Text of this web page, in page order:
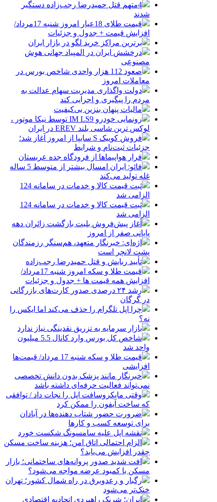
4متهم قتل حمیدرضا رجب‌زاده دستگیر
شدند
قیمت طلای 18عیار امروز شنبه 17مرداد/
افزایش قیمت + جدول و جزئیات
برترین مراکز خرید لگو در بازار ایران
درخشش ایران در المپیاد جهانی هوش
مصنوعی
صعود 112 هزار واحدی شاخص بورس در
معاملات امروز
دولت واگذاری مدیریت سهام عدالت به
مردم را پیگیری و اجرایی کند
مالیات پنهان بنزین بی‌کیفیت
رونمایی خودرو IM LS9 توسط نیکا موتور ،
لوکس ترین شاسی بلند EREV در ایران
فروش کوییک S سایپا از امروز آغاز شد؛
جزئیات ثبت‌نام و شرایط
فرار هواپیماها از فرودگاه جده عربستان
فائو: ایران امسال بیشتر از متوسط 5 ساله
غله تولید می‌کند
ثبت قیمت کالا و خدمات در سامانه 124
الزامی شد
ثبت قیمت کالا و خدمات در سامانه 124
الزامی شد
آغاز پیش‌فروش بلیت بازگشت زائران دهه
پایانی صفر از امروز
اژه‌ای: خبرنگار متعهد، هم‌سنگر رزمندگان
پشت لانچر است
تأیید ربایش و قتل حمیدرضا رجب‌زاده
قیمت طلا و سکه امروز شنبه 17مرداد/
افزایش همه قیمت ها + جدول و جزئیات
رشد ۲۴ درصدی صدور کارت‌های بازرگانی
در گرگان
چرا اپل تلگرام را حذف می‌کند اما ایکس را
نه؟
بازار سرمایه به تزریق نقدینگی نیاز ندارد
شاخص کل بورس وارد کانال 5.5 میلیون
واحد شد
قیمت طلا و سکه شنبه 17 مرداد/ قیمت‌ها
افزایشی
خبرنگار مانند پزشک بدون دانش تخصصی
نمی‌تواند فعالیت حرفه‌ای داشته باشد
وقتی مایکروسافت اپل را نجات داد / توافقی
که ساخت آیفون را ممکن کرد
ضرورت حضور شتاب ‌دهنده‌ها در آبادان
برای توسعه کسب‌ و کارها
نقشه اپل علیه سامسونگ شکست خورد
الزام احتمالی اتاق امن؛ هزینه ساخت مسکن
چقدر افزایش می‌یابد؟
افت شدید صدور پروانه‌های ساختمانی؛ بازار
مسکن با کمبود عرضه مواجه می‌شود؟
رگبار و رعدوبرق در راه شمال کشور؛ تهران
خنک‌تر می‌شود
ایران؛ شریک راهبردی اتحادیه اقتصادی